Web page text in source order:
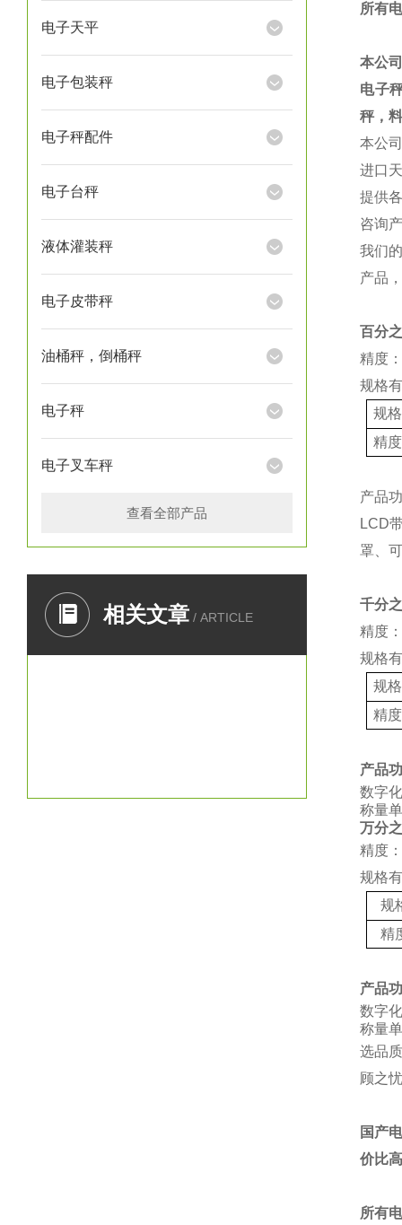
电子天平
电子包装秤
电子秤配件
电子台秤
液体灌装秤
电子皮带秤
油桶秤，倒桶秤
电子秤
电子叉车秤
查看全部产品
相关文章 / ARTICLE
所有
本公
电子
秤，
本公
进口
提供
咨询
我们
产品
百分
精度
规格
规格
精度
产品
LCD
罩、
千分
精度
规格
规格
精度
产品
数字
称量
万分
精度
规格
规
精
产品
数字
称量
选品
顾之
国产
价比
所有